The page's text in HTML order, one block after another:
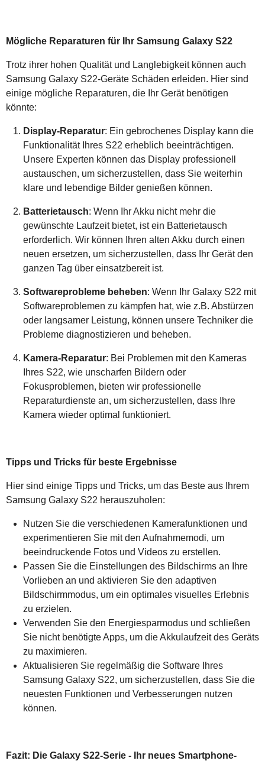
Mögliche Reparaturen für Ihr Samsung Galaxy S22
Trotz ihrer hohen Qualität und Langlebigkeit können auch
Samsung Galaxy S22-Geräte Schäden erleiden. Hier sind
einige mögliche Reparaturen, die Ihr Gerät benötigen
könnte:
Display-Reparatur: Ein gebrochenes Display kann die
Funktionalität Ihres S22 erheblich beeinträchtigen.
Unsere Experten können das Display professionell
austauschen, um sicherzustellen, dass Sie weiterhin
klare und lebendige Bilder genießen können.
Batterietausch: Wenn Ihr Akku nicht mehr die
gewünschte Laufzeit bietet, ist ein Batterietausch
erforderlich. Wir können Ihren alten Akku durch einen
neuen ersetzen, um sicherzustellen, dass Ihr Gerät den
ganzen Tag über einsatzbereit ist.
Softwareprobleme beheben: Wenn Ihr Galaxy S22 mit
Softwareproblemen zu kämpfen hat, wie z.B. Abstürzen
oder langsamer Leistung, können unsere Techniker die
Probleme diagnostizieren und beheben.
Kamera-Reparatur: Bei Problemen mit den Kameras
Ihres S22, wie unscharfen Bildern oder
Fokusproblemen, bieten wir professionelle
Reparaturdienste an, um sicherzustellen, dass Ihre
Kamera wieder optimal funktioniert.
Tipps und Tricks für beste Ergebnisse
Hier sind einige Tipps und Tricks, um das Beste aus Ihrem
Samsung Galaxy S22 herauszuholen:
Nutzen Sie die verschiedenen Kamerafunktionen und
experimentieren Sie mit den Aufnahmemodi, um
beeindruckende Fotos und Videos zu erstellen.
Passen Sie die Einstellungen des Bildschirms an Ihre
Vorlieben an und aktivieren Sie den adaptiven
Bildschirmmodus, um ein optimales visuelles Erlebnis
zu erzielen.
Verwenden Sie den Energiesparmodus und schließen
Sie nicht benötigte Apps, um die Akkulaufzeit des Geräts
zu maximieren.
Aktualisieren Sie regelmäßig die Software Ihres
Samsung Galaxy S22, um sicherzustellen, dass Sie die
neuesten Funktionen und Verbesserungen nutzen
können.
Fazit: Die Galaxy S22-Serie - Ihr neues Smartphone-